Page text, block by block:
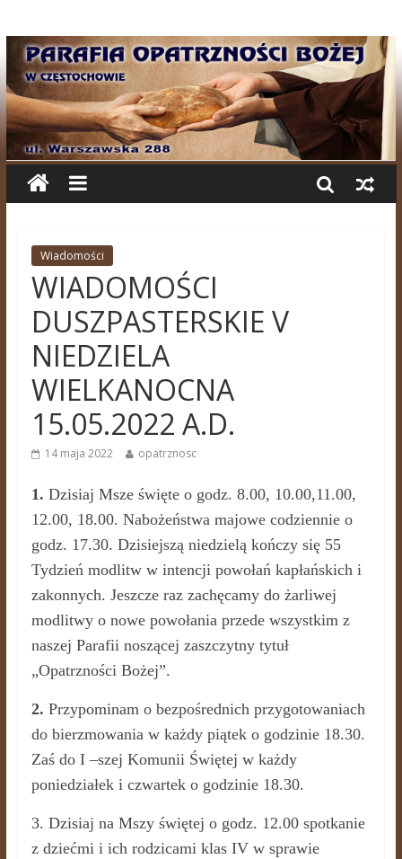
Wiadomości
WIADOMOŚCI
DUSZPASTERSKIE V
NIEDZIELA
WIELKANOCNA
15.05.2022 A.D.
14 maja 2022 opatrznosc
1. Dzisiaj Msze święte o godz. 8.00, 10.00,11.00,
12.00, 18.00. Nabożeństwa majowe codziennie o
godz. 17.30. Dzisiejszą niedzielą kończy się 55
Tydzień modlitw w intencji powołań kapłańskich i
zakonnych. Jeszcze raz zachęcamy do żarliwej
modlitwy o nowe powołania przede wszystkim z
naszej Parafii noszącej zaszczytny tytuł
„Opatrzności Bożej”.
2. Przypominam o bezpośrednich przygotowaniach
do bierzmowania w każdy piątek o godzinie 18.30.
Zaś do I –szej Komunii Świętej w każdy
poniedziałek i czwartek o godzinie 18.30.
3. Dzisiaj na Mszy świętej o godz. 12.00 spotkanie
z dziećmi i ich rodzicami klas IV w sprawie